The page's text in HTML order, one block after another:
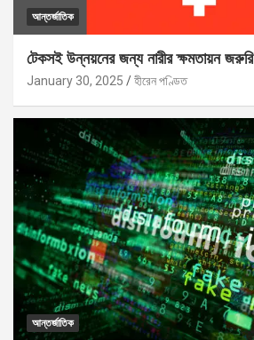
আন্তর্জাতিক
টেকসই উন্নয়নের জন্য নারীর ক্ষমতায়ন জরুরি
January 30, 2025 হীরেন পণ্ডিত
আন্তর্জাতিক